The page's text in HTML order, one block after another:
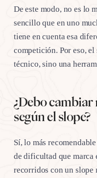
De este modo, no es lo
sencillo que en uno
tiene en cuenta esa
competición. Por eso,
técnico, sino una
¿Debo
según el slope?
Sí, lo más
de dificultad que marca
recorridos con un slope